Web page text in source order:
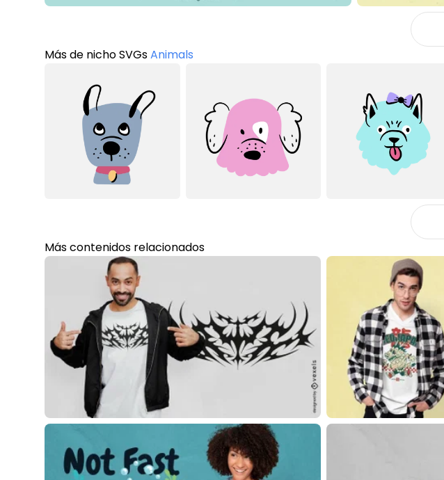
Más de nicho SVGsAnimals
Más contenidos relacionados